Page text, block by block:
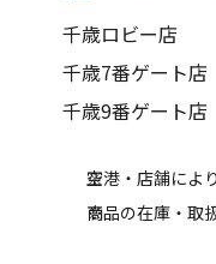
千歳ロビー店
千歳7番ゲート店
千歳9番ゲート店
空港・店舗によ
商品の在庫・取